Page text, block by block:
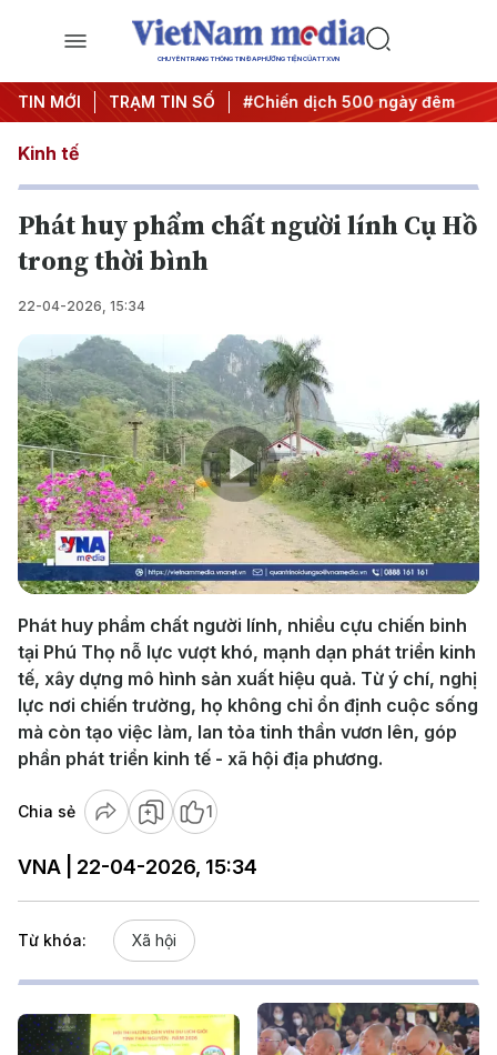
CHUYÊN TRANG THÔNG TIN ĐA PHƯƠNG TIỆN CỦA TTXVN
TIN MỚI TRẠM TIN SỐ
quyết thành hành động #Chiến dịch 500 ngày đêm
Kinh tế
Phát huy phẩm chất người lính Cụ Hồ
trong thời bình
22-04-2026, 15:34
Play
Video
Phát huy phẩm chất người lính, nhiều cựu chiến binh
tại Phú Thọ nỗ lực vượt khó, mạnh dạn phát triển kinh
tế, xây dựng mô hình sản xuất hiệu quả. Từ ý chí, nghị
lực nơi chiến trường, họ không chỉ ổn định cuộc sống
mà còn tạo việc làm, lan tỏa tinh thần vươn lên, góp
phần phát triển kinh tế - xã hội địa phương.
Chia sẻ 1
VNA | 22-04-2026, 15:34
Từ khóa: Xã hội